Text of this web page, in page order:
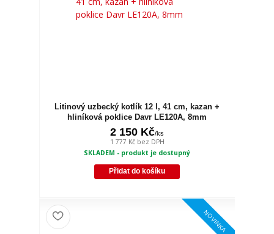
Litinový uzbecký kotlík 12 l, 41 cm, kazan +
hliníková poklice Davr LE120A, 8mm
2 150 Kč/ks
1 777 Kč bez DPH
SKLADEM - produkt je dostupný
Přidat do košíku
NOVINKA